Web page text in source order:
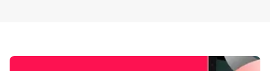
Nachhaltig u wer